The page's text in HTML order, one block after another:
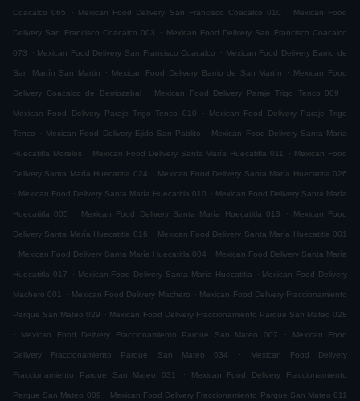
Coacalco 065 . Mexican Food Delivery San Francisco Coacalco 010 . Mexican Food
Delivery San Francisco Coacalco 003 . Mexican Food Delivery San Francisco Coacalco
073 . Mexican Food Delivery San Francisco Coacalco . Mexican Food Delivery Barrio de
San Martín San Martin . Mexican Food Delivery Barrio de San Martín . Mexican Food
Delivery Coacalco de Berriozabal . Mexican Food Delivery Paraje Trigo Tenco 009 .
Mexican Food Delivery Paraje Trigo Tenco 010 . Mexican Food Delivery Paraje Trigo
Tenco . Mexican Food Delivery Ejido San Pablito . Mexican Food Delivery Santa María
Huecatitla Morelos . Mexican Food Delivery Santa María Huecatitla 011 . Mexican Food
Delivery Santa María Huecatitla 024 . Mexican Food Delivery Santa María Huecatitla 026
. Mexican Food Delivery Santa María Huecatitla 010 . Mexican Food Delivery Santa María
Huecatitla 005 . Mexican Food Delivery Santa María Huecatitla 013 . Mexican Food
Delivery Santa María Huecatitla 016 . Mexican Food Delivery Santa María Huecatitla 001
. Mexican Food Delivery Santa María Huecatitla 004 . Mexican Food Delivery Santa María
Huecatitla 017 . Mexican Food Delivery Santa María Huecatitla . Mexican Food Delivery
Machero 001 . Mexican Food Delivery Machero . Mexican Food Delivery Fraccionamiento
Parque San Mateo 029 . Mexican Food Delivery Fraccionamiento Parque San Mateo 028
.
Mexican Food Delivery Fraccionamiento Parque San Mateo 007 . Mexican Food
Delivery Fraccionamiento Parque San Mateo 034 . Mexican Food Delivery
Fraccionamiento Parque San Mateo 031 . Mexican Food Delivery Fraccionamiento
Parque San Mateo 009 . Mexican Food Delivery Fraccionamiento Parque San Mateo 011